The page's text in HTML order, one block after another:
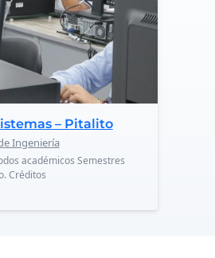
– Pitalito
Ingeniería
académicos Semestres
Créditos